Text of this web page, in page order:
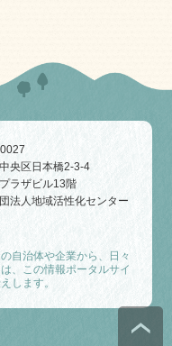
央区日本橋2-3-4
ラザビル13階
法人地域活性化センター
自治体や企業から、日々
、この情報ポータルサイ
します。